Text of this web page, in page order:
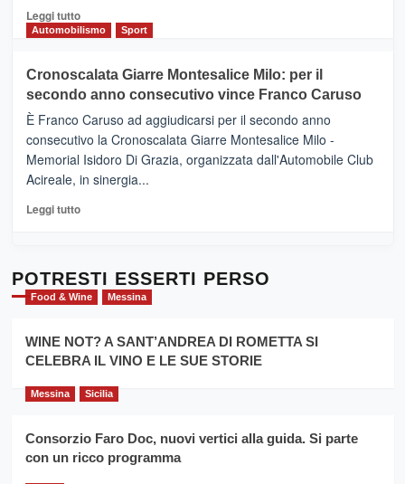
Gusto,
il
tra
sapori
vicoli
medievali
Leggi tuttoLeggi
di
Mondello
(Palermo)
–
“E
adesso
Pasta
–
Sicilia
l’
evento
per
la
filiera
grano
Automobilismo Sport
Cronoscalata Giarre Montesalice Milo: per il
secondo anno consecutivo vince Franco Caruso
È Franco Caruso ad aggiudicarsi per il secondo anno
consecutivo la Cronoscalata Giarre Montesalice Milo -
Memorial Isidoro Di Grazia, organizzata dall'Automobile Club
Acireale, in sinergia...
Leggi tuttoLeggi
Cronoscalata
Giarre
Montesalice
per
il
anno
Franco
Caruso
POTRESTI ESSERTI PERSO
Food & Wine Messina
WINE NOT? A SANT’ANDREA DI ROMETTA SI
CELEBRA IL VINO E LE SUE STORIE
Messina Sicilia
Consorzio Faro Doc, nuovi vertici alla guida. Si parte
con un ricco programma